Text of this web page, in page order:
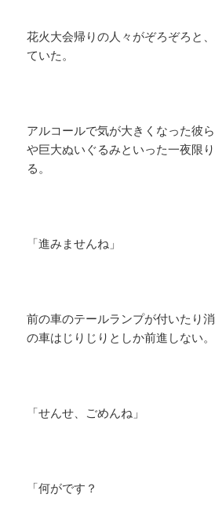
花火大会帰りの人々がぞろぞろと
ていた。
アルコールで気が大きくなった彼
や巨大ぬいぐるみといった一夜限
る。
「進みませんね」
前の車のテールランプが付いたり
の車はじりじりとしか前進しない。
「せんせ、ごめんね」
「何がです？